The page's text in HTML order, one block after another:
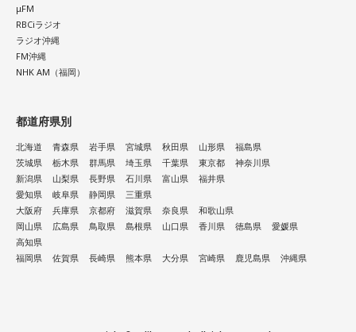
（左から）福田正博さん、藤木直人、高見侑里
＜番組概要＞
番組名：SPORTS BEAT supported by TOYOTA
番組Webサイト：
番組公式X： @SPORTSBEAT_TFM
μFM
RBCiラジオ
ラジオ沖縄
FM沖縄
NHK AM（福岡）
都道府県別
北海道 青森県 岩手県 宮城県 秋田県 山形県
福島県
茨城県
栃木県 群馬県 埼玉県 千葉県 東京都
神奈川県
新潟県
山梨県 長野県 石川県 富山県
福井県
愛知県
岐阜県 静岡県
三重県
大阪府
兵庫県 京都府 滋賀県 奈良県
和歌山県
岡山県
広島県 鳥取県 島根県 山口県 香川県 徳島県
愛媛県
高知県
福岡県
佐賀県 長崎県 熊本県 大分県 宮崎県 鹿児島県 沖縄県